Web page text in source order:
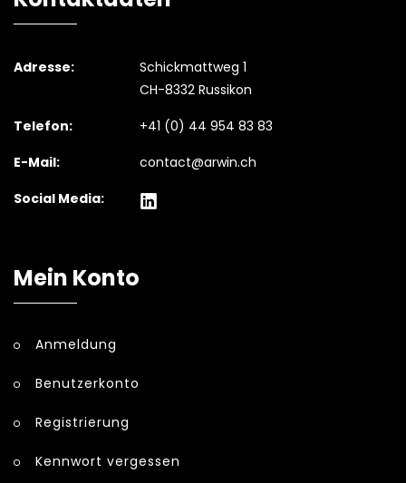
Adresse:
Schickmattweg 1
CH-8332 Russikon
Telefon:
+41 (0) 44 954 83 83
E-Mail:
contact@arwin.ch
Social Media:
Mein Konto
Anmeldung
Benutzerkonto
Registrierung
Kennwort vergessen